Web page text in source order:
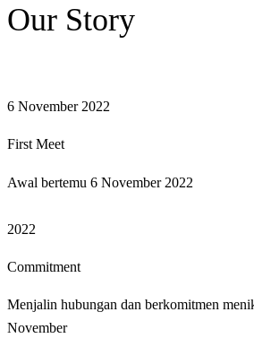
Our Story
6 November 2022
First Meet
Awal bertemu 6 November 2022
2022
Commitment
Menjalin hubungan dan berkomitmen
November